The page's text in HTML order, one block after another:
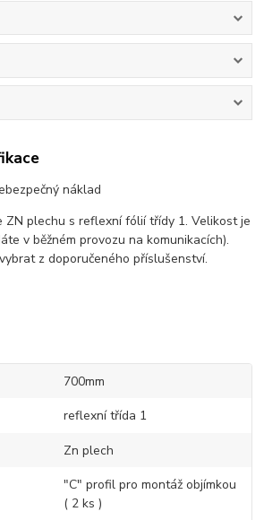
náklad
ZN plechu s reflexní fólií třídy 1. Velikost je
v běžném provozu na komunikacích).
z doporučeného příslušenství.
700mm
reflexní třída 1
Zn plech
"C" profil pro montáž objímkou
( 2 ks )